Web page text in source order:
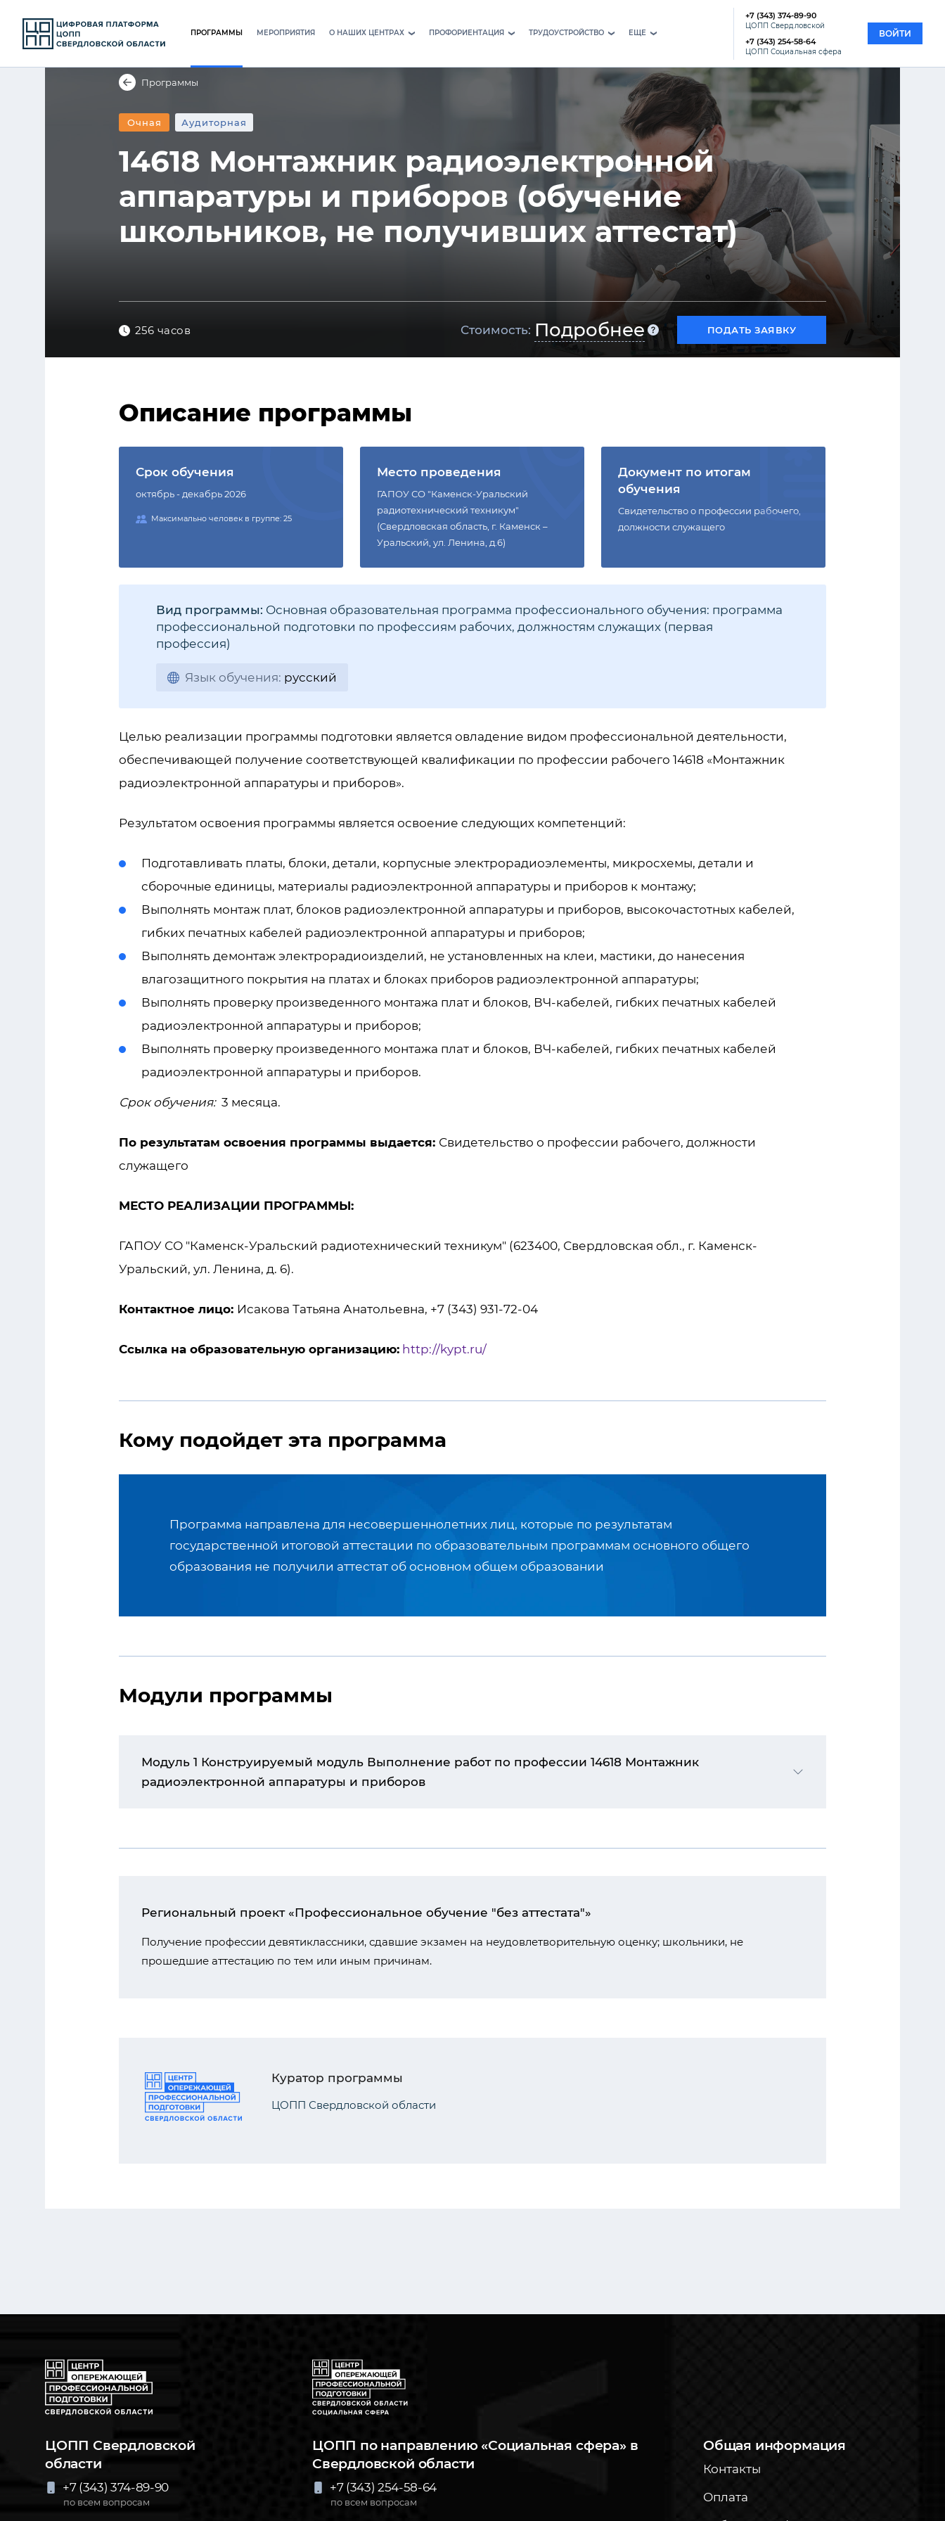
ПРОГРАММЫ МЕРОПРИЯТИЯ О НАШИХ ЦЕНТРАХ› ПРОФОРИЕНТАЦИЯ › ТРУДОУСТРОЙСТВО› EЩЕ›
+7 (343) 374-89-90
ЦОПП Свердловской
+7 (343) 254-58-64
ЦОПП Социальная сфера
ВОЙТИ
Программы
Очная Аудиторная
14618 Монтажник радиоэлектронной
аппаратуры и приборов (обучение
школьников, не получивших аттестат)
256 часов Стоимость: Подробнее ПОДАТЬ ЗАЯВКУ
Описание программы
Срок обучения
октябрь - декабрь 2026
Максимально человек в группе: 25
Место проведения
ГАПОУ СО "Каменск-Уральский
радиотехнический техникум"
(Свердловская область, г. Каменск –
Уральский, ул. Ленина, д.6)
Документ по итогам
обучения
Свидетельство о профессии рабочего,
должности служащего
Вид программы: Основная образовательная программа профессионального обучения: программа
профессиональной подготовки по профессиям рабочих, должностям служащих (первая
профессия)
Язык обучения: русский
Целью реализации программы подготовки является овладение видом профессиональной деятельности,
обеспечивающей получение соответствующей квалификации по профессии рабочего 14618 «Монтажник
радиоэлектронной аппаратуры и приборов».
Результатом освоения программы является освоение следующих компетенций:
Подготавливать платы, блоки, детали, корпусные электрорадиоэлементы, микросхемы, детали и
сборочные единицы, материалы радиоэлектронной аппаратуры и приборов к монтажу;
Выполнять монтаж плат, блоков радиоэлектронной аппаратуры и приборов, высокочастотных кабелей,
гибких печатных кабелей радиоэлектронной аппаратуры и приборов;
Выполнять демонтаж электрорадиоизделий, не установленных на клеи, мастики, до нанесения
влагозащитного покрытия на платах и блоках приборов радиоэлектронной аппаратуры;
Выполнять проверку произведенного монтажа плат и блоков, ВЧ-кабелей, гибких печатных кабелей
радиоэлектронной аппаратуры и приборов;
Выполнять проверку произведенного монтажа плат и блоков, ВЧ-кабелей, гибких печатных кабелей
радиоэлектронной аппаратуры и приборов.
Срок обучения:3 месяца.
По результатам освоения программы выдается: Свидетельство о профессии рабочего, должности
служащего
МЕСТО РЕАЛИЗАЦИИ ПРОГРАММЫ:
ГАПОУ СО "Каменск-Уральский радиотехнический техникум" (623400, Свердловская обл., г. Каменск-
Уральский, ул. Ленина, д. 6).
Контактное лицо: Исакова Татьяна Анатольевна, +7 (343) 931-72-04
Ссылка на образовательную организацию: http://kypt.ru/
Кому подойдет эта программа
Программа направлена для несовершеннолетних лиц, которые по результатам
государственной итоговой аттестации по образовательным программам основного общего
образования не получили аттестат об основном общем образовании
Модули программы
Модуль 1 Конструируемый модуль Выполнение работ по профессии 14618 Монтажник
радиоэлектронной аппаратуры и приборов
Региональный проект «Профессиональное обучение "без аттестата"»
Получение профессии девятиклассники, сдавшие экзамен на неудовлетворительную оценку; школьники, не
прошедшие аттестацию по тем или иным причинам.
Куратор программы
ЦОПП Свердловской области
ЦОПП Свердловской
области
+7 (343) 374-89-90
по всем вопросам
ЦОПП по направлению «Социальная сфера» в
Свердловской области
+7 (343) 254-58-64
по всем вопросам
Общая информация
Контакты
Оплата